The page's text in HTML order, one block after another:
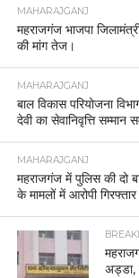
MAHARAJGANJ
महराजगंज भाजपा
की मांग तेज।
MAHARAJGANJ
बाल विकास परियोजना
देवी का सेवानिवृत्ति सम्मान
MAHARAJGANJ
महराजगंज में पुलिस की दो
के मामलों में आरोपी गिरफ्तार
अड्डा,